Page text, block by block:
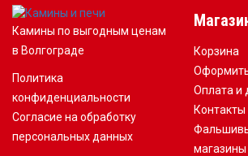
Камины по выгодным ценам
в Волгограде
Политика
конфиденциальности
Согласие на обработку
персональных данных
Корзина
Оплата и
Контакты
магазины